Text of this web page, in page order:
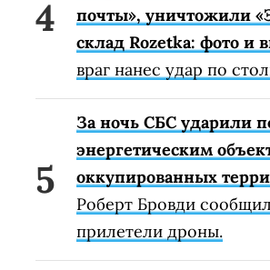
почты», уничтожили
склад Rozetka: фото и
враг нанес удар по
За ночь СБС ударили
энергетическим
оккупированных
Роберт Бровди
прилетели дроны.